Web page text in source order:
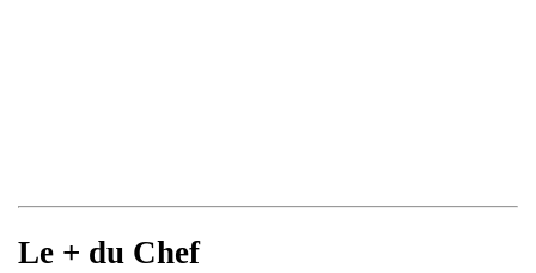
Le + du Chef